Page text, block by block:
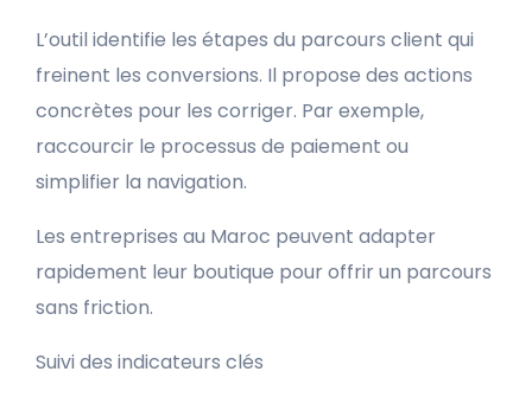
L’outil identifie les étapes du parcours client qui
freinent les conversions. Il propose des actions
concrètes pour les corriger. Par exemple,
raccourcir le processus de paiement ou
simplifier la navigation.
Les entreprises au Maroc peuvent adapter
rapidement leur boutique pour offrir un parcours
sans friction.
Suivi des indicateurs clés